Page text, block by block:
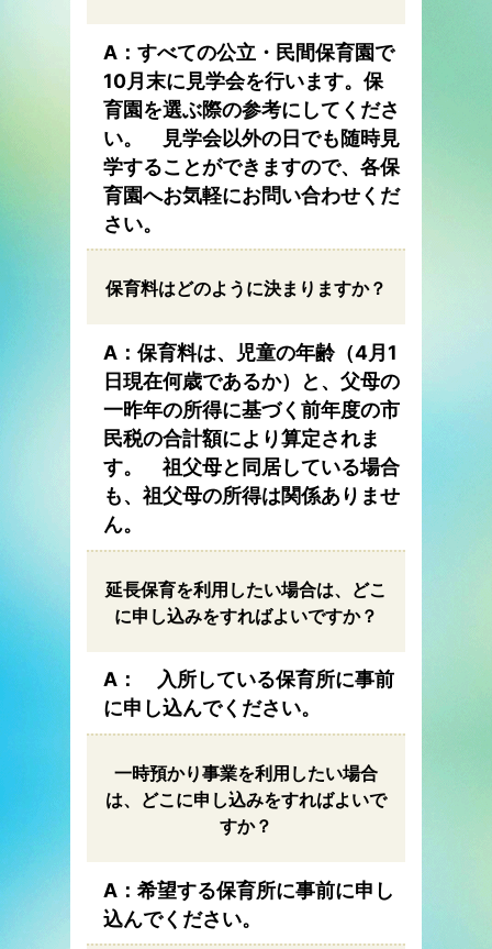
A：すべての公立・民間保育園で
10月末に見学会を行います。保
育園を選ぶ際の参考にしてくださ
い。 見学会以外の日でも随時見
学することができますので、各保
育園へお気軽にお問い合わせくだ
さい。
保育料はどのように決まりますか？
A：保育料は、児童の年齢（4月1
日現在何歳であるか）と、父母の
一昨年の所得に基づく前年度の市
民税の合計額により算定されま
す。 祖父母と同居している場合
も、祖父母の所得は関係ありませ
ん。
延長保育を利用したい場合は、どこ
に申し込みをすればよいですか？
A： 入所している保育所に事前
に申し込んでください。
一時預かり事業を利用したい場合
は、どこに申し込みをすればよいで
すか？
A：希望する保育所に事前に申し
込んでください。